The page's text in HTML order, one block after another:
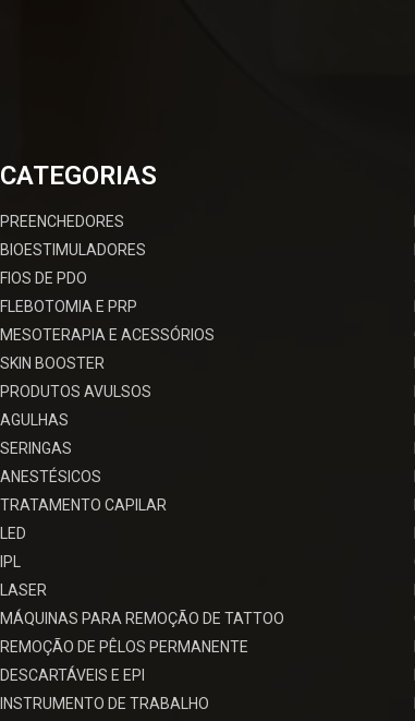
CATEGORIAS
PREENCHEDORES
BIOESTIMULADORES
FIOS DE PDO
FLEBOTOMIA E PRP
MESOTERAPIA E ACESSÓRIOS
SKIN BOOSTER
PRODUTOS AVULSOS
AGULHAS
SERINGAS
ANESTÉSICOS
TRATAMENTO CAPILAR
LED
IPL
LASER
MÁQUINAS PARA REMOÇÃO DE TATTOO
REMOÇÃO DE PÊLOS PERMANENTE
DESCARTÁVEIS E EPI
INSTRUMENTO DE TRABALHO